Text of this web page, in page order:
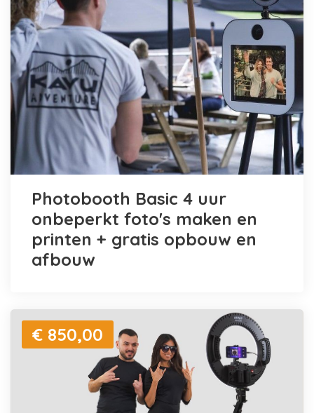
Photobooth Basic 4 uur
onbeperkt foto's maken en
printen + gratis opbouw en
afbouw
€ 850,00